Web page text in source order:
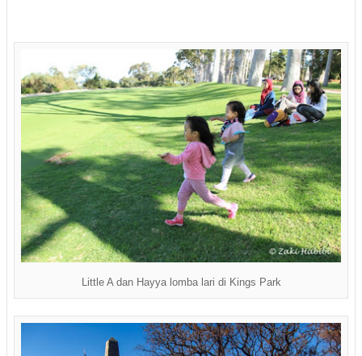
Little A dan Hayya lomba lari di Kings Park